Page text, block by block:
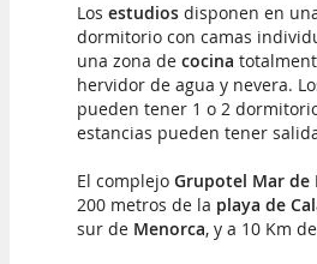
Los estudios disponen en
dormitorio con camas
una zona de cocina
hervidor de agua y nevera.
pueden tener 1 o 2
estancias pueden tener
El complejo Grupotel Mar de
200 metros de la playa de
sur de Menorca, y a 10 Km de